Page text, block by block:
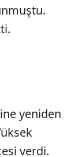
yeniden
verdi.